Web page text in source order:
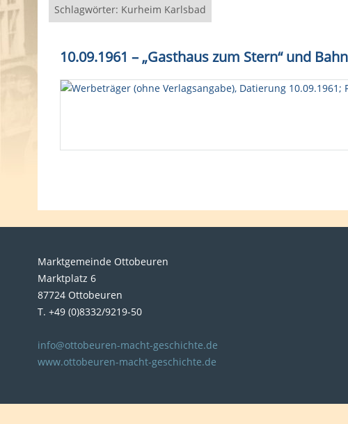
p
e
Schlagwörter: Kurheim Karlsbad
10.09.1961 – „Gasthaus zum Stern“ und
Marktgemeinde Ottobeuren
Marktplatz 6
87724 Ottobeuren
T. +49 (0)8332/9219-50
info@ottobeuren-macht-geschichte.de
www.ottobeuren-macht-geschichte.de